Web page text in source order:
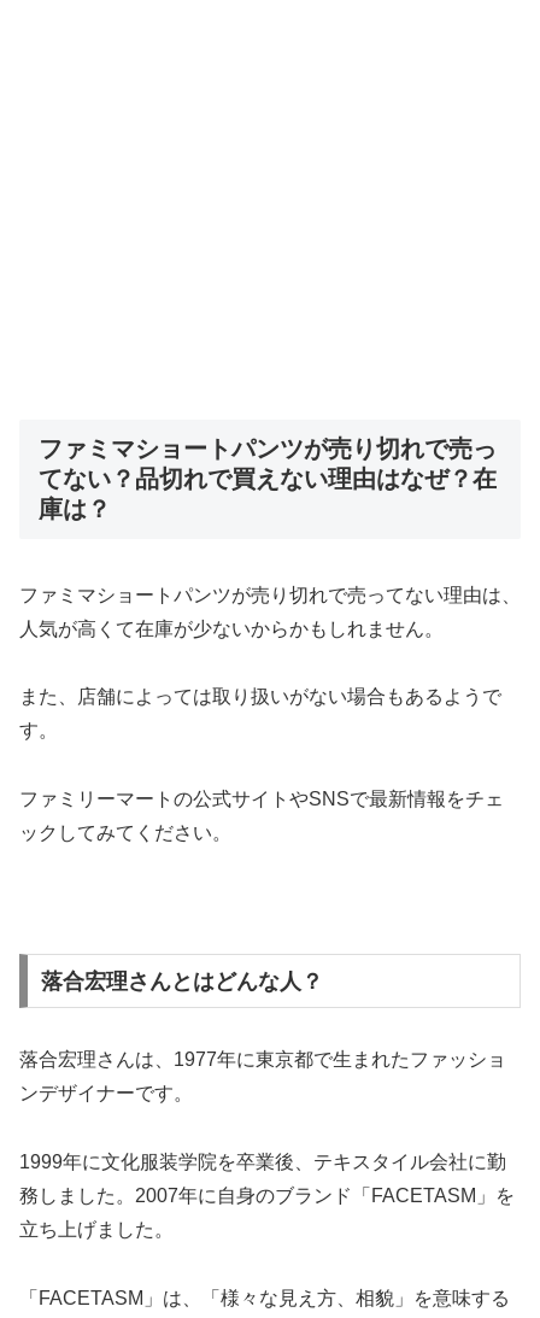
ファミマショートパンツが売り切れで売っ
てない？品切れで買えない理由はなぜ？在
庫は？
ファミマショートパンツが売り切れで売ってない理由は、
人気が高くて在庫が少ないからかもしれません。
また、店舗によっては取り扱いがない場合もあるようで
す。
ファミリーマートの公式サイトやSNSで最新情報をチェ
ックしてみてください。
落合宏理さんとはどんな人？
落合宏理さんは、1977年に東京都で生まれたファッショ
ンデザイナーです。
1999年に文化服装学院を卒業後、テキスタイル会社に勤
務しました。2007年に自身のブランド「FACETASM」を
立ち上げました。
「FACETASM」は、「様々な見え方、相貌」を意味する